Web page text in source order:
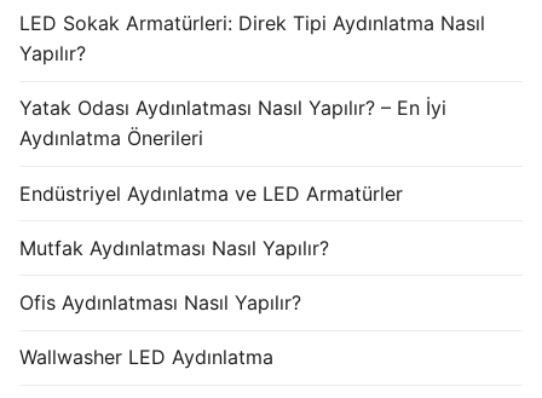
LED Sokak Armatürleri: Direk Tipi Aydınlatma Nasıl
Yapılır?
Yatak Odası Aydınlatması Nasıl Yapılır? – En İyi
Aydınlatma Önerileri
Endüstriyel Aydınlatma ve LED Armatürler
Mutfak Aydınlatması Nasıl Yapılır?
Ofis Aydınlatması Nasıl Yapılır?
Wallwasher LED Aydınlatma